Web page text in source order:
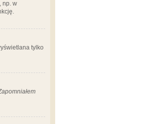
np. w
tylko